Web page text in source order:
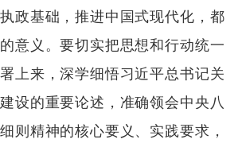
政基础，推进中国式现代化，都
意义。要切实把思想和行动统一
上来，深学细悟习近平总书记关
设的重要论述，准确领会中央八
则精神的核心要义、实践要求，